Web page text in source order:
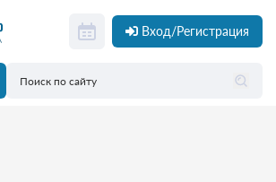
Вход/Регистрация